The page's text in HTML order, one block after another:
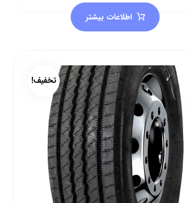
اطلاعات بیشتر
تخفیف!